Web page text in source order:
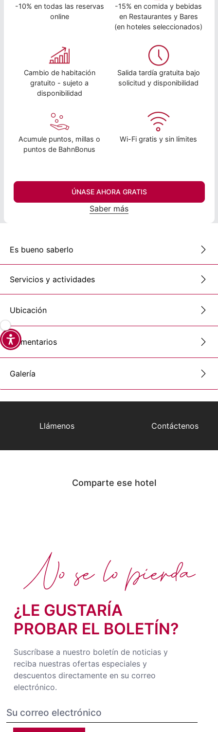
-10% en todas las reservas
online
-15% en comida y bebidas
en Restaurantes y Bares
(en hoteles seleccionados)
Cambio de habitación
gratuito - sujeto a
disponibilidad
Salida tardía gratuita bajo
solicitud y disponibilidad
Acumule puntos, millas o
puntos de BahnBonus
Wi-Fi gratis y sin límites
ÚNASE AHORA GRATIS
Saber más
Es bueno saberlo
Servicios y actividades
Ubicación
Comentarios
Galería
Llámenos Contáctenos
Comparte ese hotel
¿LE GUSTARÍA
PROBAR EL BOLETÍN?
Suscríbase a nuestro boletín de noticias y
reciba nuestras ofertas especiales y
descuentos directamente en su correo
electrónico.
No se lo pierda